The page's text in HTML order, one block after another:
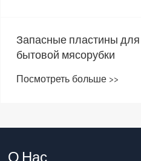
Запасные пластины для
бытовой мясорубки
Посмотреть больше >>